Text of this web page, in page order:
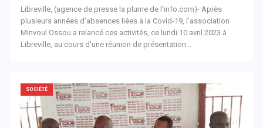
Libreville, (agence de presse la plume de l'info.com)- Après
plusieurs années d'absences liées à la Covid-19, l'association
Minvoul Ossou a relancé ces activités, ce lundi 10 avril 2023 à
Libreville, au cours d'une réunion de présentation
SOCIÉTÉ